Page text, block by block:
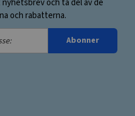
och ta del av de
och rabatterna.
Abonner